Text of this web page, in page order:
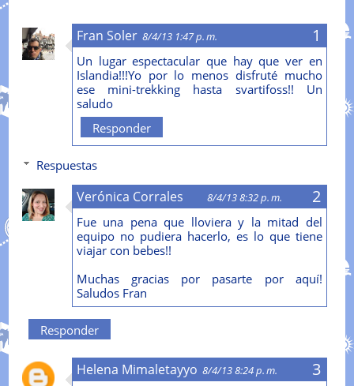
Fran Soler 8/4/13 1:47 p. m.
Un lugar espectacular que hay que ver en
Islandia!!!Yo por lo menos disfruté mucho
ese mini-trekking hasta svartifoss!! Un
saludo
Responder
Respuestas
Verónica Corrales 8/4/13 8:32 p. m.
Fue una pena que lloviera y la mitad del
equipo no pudiera hacerlo, es lo que tiene
viajar con bebes!!
Muchas gracias por pasarte por aquí!
Saludos Fran
Responder
Helena Mimaletayyo 8/4/13 8:24 p. m.